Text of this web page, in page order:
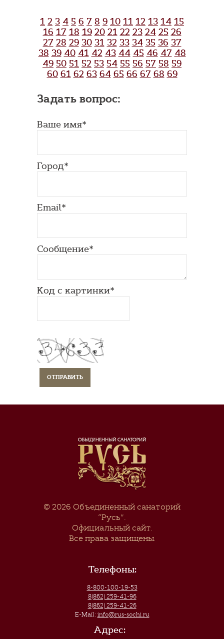
1 2 3 4 5 6 7 8 9 10 11 12 13 14 15
16 17 18 19 20 21 22 23 24 25 26
27 28 29 30 31 32 33 34 35 36 37
38 39 40 41 42 43 44 45 46 47 48
49 50 51 52 53 54 55 56 57 58 59
60 61 62 63 64 65 66 67 68 69
Задать вопрос:
Ваше имя*
Город*
Email*
Сообщение*
Код с картинки*
© 2026 Объединенный санаторий
“Русь”.
Официальный сайт.
Все права защищены.
Телефоны:
8-800-100-19-53
8(862) 259-41-96
8(862) 259-41-26
E-Mail: info@rus-sochi.ru
Адрес: